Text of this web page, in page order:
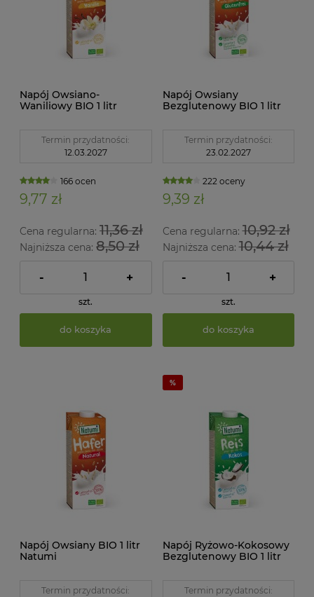
Napój Owsiano-
Waniliowy BIO 1 litr
Termin przydatności:
12.03.2027
166 ocen
9,77 zł
Cena regularna: 11,36 zł
Najniższa cena: 8,50 zł
- +
szt.
do koszyka
Napój Owsiany
Bezglutenowy BIO 1 litr
Termin przydatności:
23.02.2027
222 oceny
9,39 zł
Cena regularna:10,92 zł
Najniższa cena:10,44 zł
- +
szt.
do koszyka
Napój Owsiany BIO 1 litr
Natumi
Termin przydatności:
Napój Ryżowo-Kokosowy
Bezglutenowy BIO 1 litr
Termin przydatności: